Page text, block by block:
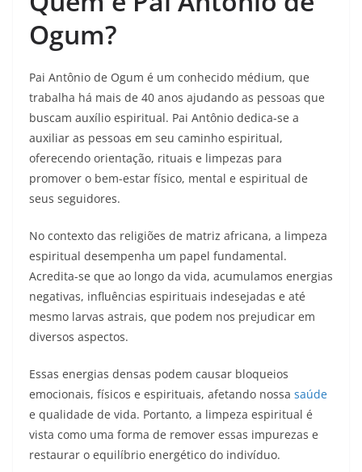
Ogum?
Pai Antônio de Ogum é um conhecido médium, que
trabalha há mais de 40 anos ajudando as pessoas que
buscam auxílio espiritual. Pai Antônio dedica-se a
auxiliar as pessoas em seu caminho espiritual,
oferecendo orientação, rituais e limpezas para
promover o bem-estar físico, mental e espiritual de
seus seguidores.
No contexto das religiões de matriz africana, a limpeza
espiritual desempenha um papel fundamental.
Acredita-se que ao longo da vida, acumulamos energias
negativas, influências espirituais indesejadas e até
mesmo larvas astrais, que podem nos prejudicar em
diversos aspectos.
Essas energias densas podem causar bloqueios
emocionais, físicos e espirituais, afetando nossa saúde
e qualidade de vida. Portanto, a limpeza espiritual é
vista como uma forma de remover essas impurezas e
restaurar o equilíbrio energético do indivíduo.